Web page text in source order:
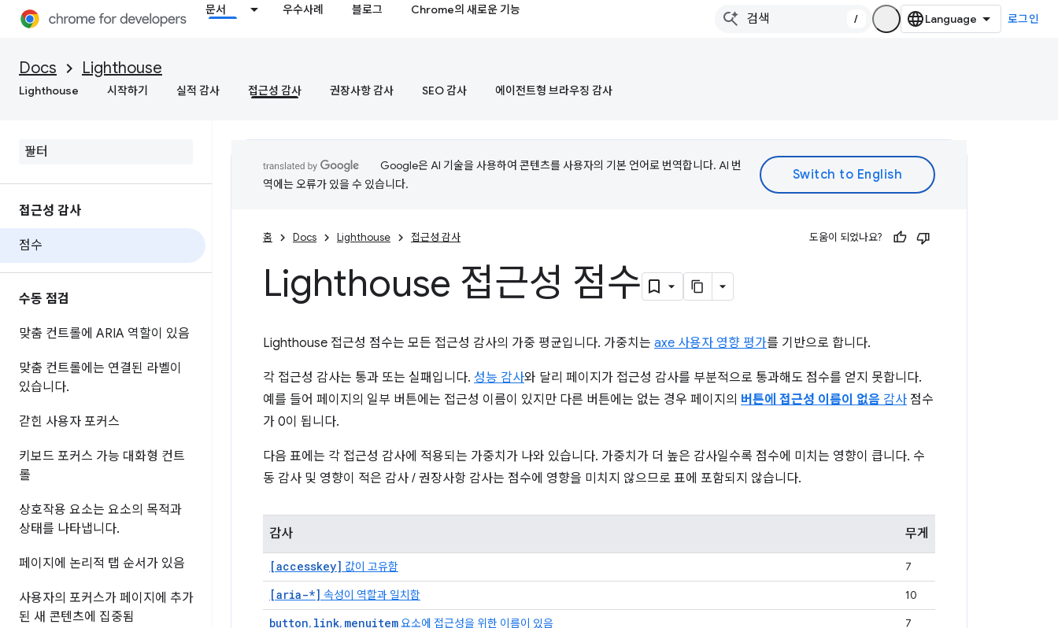
문서 우수사례 블로그 Chrome의 새로운 기능
/ 로그인
Docs Lighthouse
Lighthouse 시작하기 실적 감사 접근성 감사 권장사항 감사 SEO 감사 에이전트형 브라우징 감사
접근성 감사
점수
수동 점검
맞춤 컨트롤에 ARIA 역할이 있음
맞춤 컨트롤에는 연결된 라벨이
있습니다.
갇힌 사용자 포커스
키보드 포커스 가능 대화형 컨트
롤
상호작용 요소는 요소의 목적과
상태를 나타냅니다.
페이지에 논리적 탭 순서가 있음
사용자의 포커스가 페이지에 추가
된 새 콘텐츠에 집중됨
Google은 AI 기술을 사용하여 콘텐츠를 사용자의 기본 언어로 번역합니다. AI 번
역에는 오류가 있을 수 있습니다.
홈 Docs Lighthouse 접근성 감사 도움이 되었나요?
Lighthouse 접근성 점수
Lighthouse 접근성 점수는 모든 접근성 감사의 가중 평균입니다. 가중치는 axe 사용자 영향 평가를 기반으로 합니다.
각 접근성 감사는 통과 또는 실패입니다. 성능 감사와 달리 페이지가 접근성 감사를 부분적으로 통과해도 점수를 얻지 못합니다.
예를 들어 페이지의 일부 버튼에는 접근성 이름이 있지만 다른 버튼에는 없는 경우 페이지의 버튼에 접근성 이름이 없음 감사 점수
가 0이 됩니다.
다음 표에는 각 접근성 감사에 적용되는 가중치가 나와 있습니다. 가중치가 더 높은 감사일수록 점수에 미치는 영향이 큽니다. 수
동 감사 및 영향이 적은 감사 / 권장사항 감사는 점수에 영향을 미치지 않으므로 표에 포함되지 않습니다.
감사 무게
[accesskey] 값이 고유함 7
[aria-*] 속성이 역할과 일치함 10
button, link, menuitem요소에 접근성을 위한 이름이 있음 7